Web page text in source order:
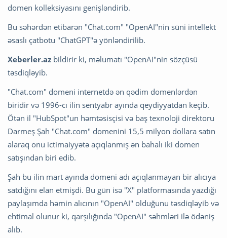
domen kolleksiyasını genişləndirib.
Bu səhərdən etibarən "Chat.com" "OpenAI"nin süni intellekt
əsaslı çatbotu "ChatGPT"ə yönləndirilib.
Xeberler.az bildirir ki, məlumatı "OpenAI"nin sözçüsü
təsdiqləyib.
"Chat.com" domeni internetdə ən qədim domenlərdən
biridir və 1996-cı ilin sentyabr ayında qeydiyyatdan keçib.
Ötən il "HubSpot"un həmtəsisçisi və baş texnoloji direktoru
Darmeş Şah "Chat.com" domenini 15,5 milyon dollara satın
alaraq onu ictimaiyyətə açıqlanmış ən bahalı iki domen
satışından biri edib.
Şah bu ilin mart ayında domeni adı açıqlanmayan bir alıcıya
satdığını elan etmişdi. Bu gün isə "X" platformasında yazdığı
paylaşımda həmin alıcının "OpenAI" olduğunu təsdiqləyib və
ehtimal olunur ki, qarşılığında "OpenAI" səhmləri ilə ödəniş
alıb.